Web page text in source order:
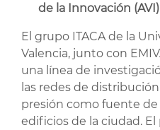
de la Innovación (AVI)
El grupo ITACA de la
Valencia, junto con
una línea de
las redes de
presión como fuente
edificios de la ciudad.